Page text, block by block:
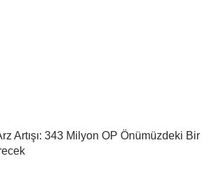
Artışı: 343 Milyon OP Önümüzdeki Bir